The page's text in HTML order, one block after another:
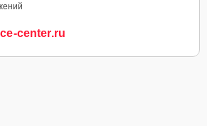
center.ru